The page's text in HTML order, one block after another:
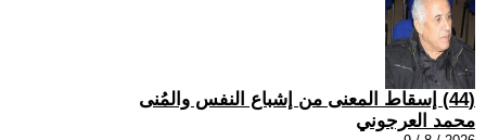
(44) إسقاط المعنى من إشباع النفس والمُنى
محمد العرجوني